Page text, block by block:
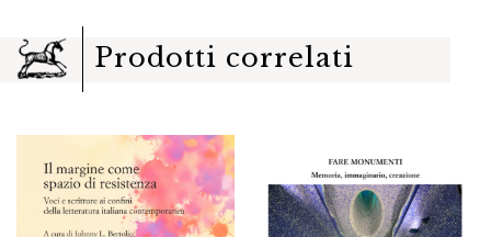
Prodotti correlati